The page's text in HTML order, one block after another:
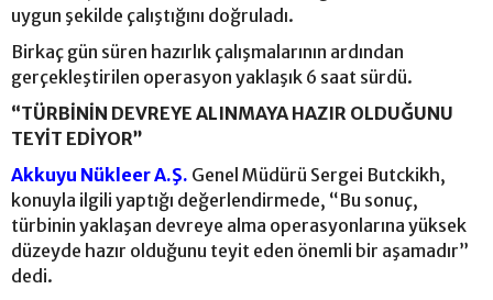
uygun şekilde çalıştığını doğruladı.
Birkaç gün süren hazırlık çalışmalarının ardından
gerçekleştirilen operasyon yaklaşık 6 saat sürdü.
“TÜRBİNİN DEVREYE ALINMAYA HAZIR OLDUĞUNU
TEYİT EDİYOR”
Akkuyu Nükleer A.Ş. Genel Müdürü Sergei Butckikh,
konuyla ilgili yaptığı değerlendirmede, “Bu sonuç,
türbinin yaklaşan devreye alma operasyonlarına yüksek
düzeyde hazır olduğunu teyit eden önemli bir aşamadır”
dedi.